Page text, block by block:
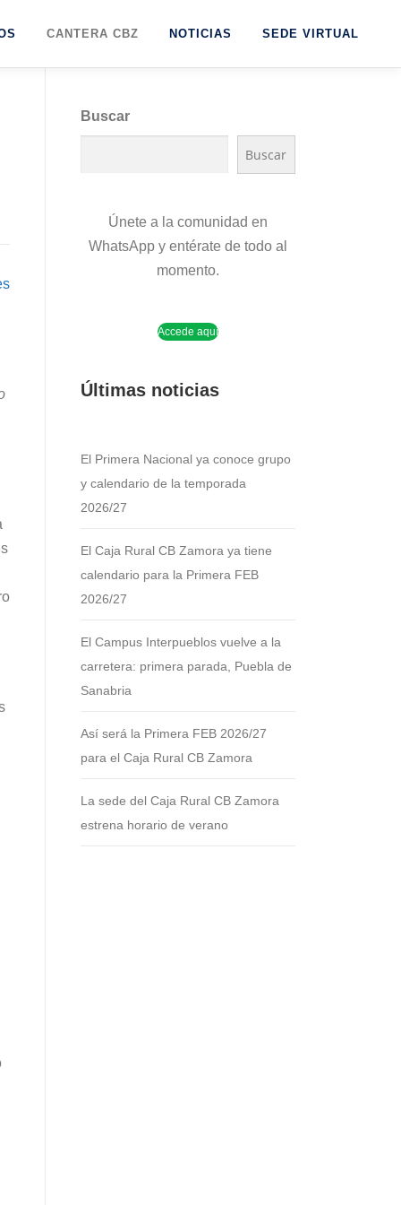
CANTERA CBZ NOTICIAS SEDE VIRTUAL
Buscar
Buscar
Únete a la comunidad en
WhatsApp y entérate de todo al
momento.
Accede aquí
Últimas noticias
El Primera Nacional ya conoce grupo
y calendario de la temporada
2026/27
El Caja Rural CB Zamora ya tiene
calendario para la Primera FEB
2026/27
El Campus Interpueblos vuelve a la
carretera: primera parada, Puebla de
Sanabria
Así será la Primera FEB 2026/27
para el Caja Rural CB Zamora
La sede del Caja Rural CB Zamora
estrena horario de verano